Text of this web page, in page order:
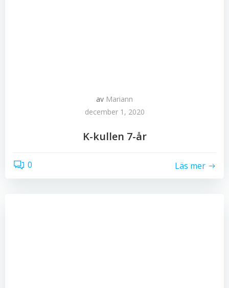
av Mariann
december 1, 2020
K-kullen 7-år
0 Läs mer